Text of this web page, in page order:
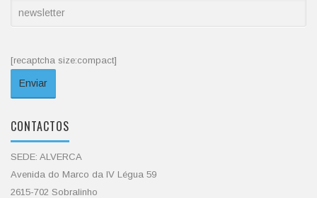
[recaptcha size:compact]
CONTACTOS
SEDE: ALVERCA
Avenida do Marco da IV Légua 59
2615-702 Sobralinho